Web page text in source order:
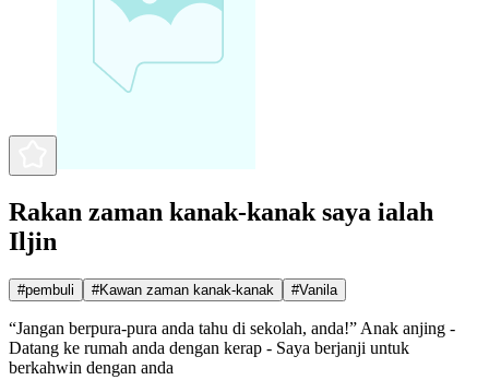
Rakan zaman kanak-kanak saya ialah
Iljin
#pembuli #Kawan zaman kanak-kanak #Vanila
“Jangan berpura-pura anda tahu di sekolah, anda!” Anak anjing -
Datang ke rumah anda dengan kerap - Saya berjanji untuk
berkahwin dengan anda